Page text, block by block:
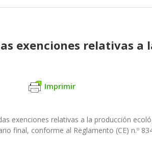
exenciones relativas a
Imprimir
exenciones relativas a la producción
final, conforme al Reglamento (CE) n.º